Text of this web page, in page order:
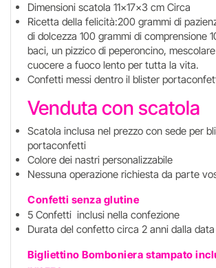
Dimensioni scatola 11x17x3 cm Circa
Ricetta della felicità:200 grammi di
di dolcezza 100 grammi di comprensione
baci, un pizzico di peperoncino,
cuocere a fuoco lento per tutta la vita.
Confetti messi dentro il blister
Venduta con scatola
Scatola inclusa nel prezzo con sede per
portaconfetti
Colore dei nastri personalizzabile
Nessuna operazione richiesta da parte
Confetti senza glutine
5 Confetti inclusi nella confezione
Durata del confetto circa 2 anni dalla
Bigliettino Bomboniera stampato